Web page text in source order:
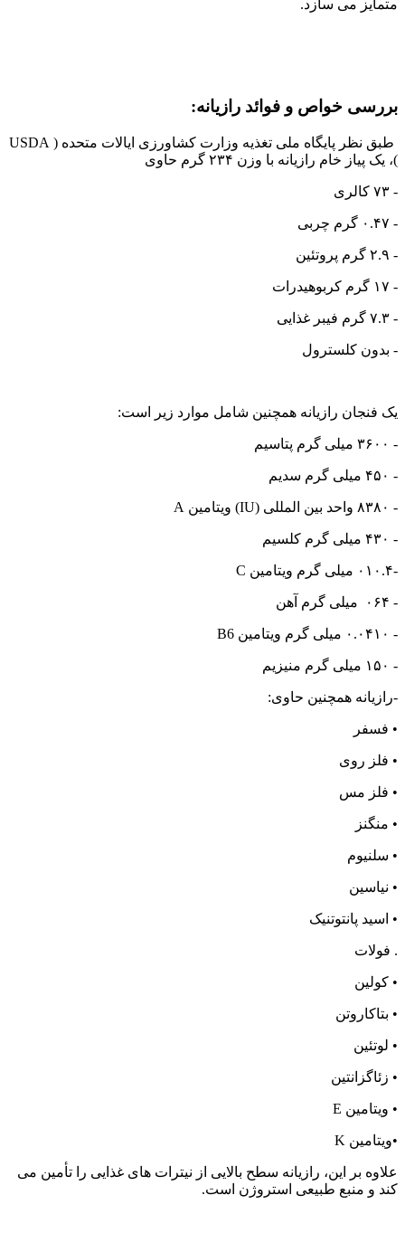
متمایز می سازد.
بررسی خواص و فوائد رازیانه:
طبق نظر پایگاه ملی تغذیه وزارت کشاورزی ایالات متحده ( USDA
)، یک پیاز خام رازیانه با وزن ۲۳۴ گرم حاوی
- ۷۳ کالری
- ۰.۴۷ گرم چربی
- ۲.۹ گرم پروتئین
- ۱۷ گرم کربوهیدرات
- ۷.۳ گرم فیبر غذایی
- بدون کلسترول
یک فنجان رازیانه همچنین شامل موارد زیر است:
- ۳۶۰۰ میلی گرم پتاسیم
- ۴۵۰ میلی گرم سدیم
- ۸۳۸۰ واحد بین المللی (IU) ويتامين A
- ۴۳۰ میلی گرم کلسیم
-۰۱۰.۴ میلی گرم ویتامین C
- ۰۶۴ میلی گرم آهن
- ۰.۰۴۱۰ میلی گرم ویتامین B6
- ۱۵۰ میلی گرم منیزیم
-رازیانه همچنین حاوی:
• فسفر
• فلز روی
• فلز مس
• منگنز
• سلنیوم
• نیاسین
• اسید پانتوتنیک
. فولات
• کولين
• بتاکاروتن
• لوتئين
• زئاگزانتین
• ويتامين E
•ویتامین K
علاوه بر این، رازیانه سطح بالایی از نیترات های غذایی را تأمین می
کند و منبع طبیعی استروژن است.